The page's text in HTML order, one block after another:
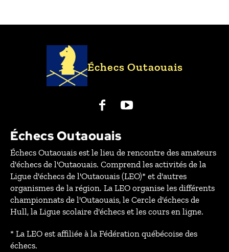
Échecs Outaouais
Échecs Outaouais
Échecs Outaouais est le lieu de rencontre des amateurs
d'échecs de l'Outaouais. Comprend les activités de la
Ligue d'échecs de l'Outaouais (LEO)* et d'autres
organismes de la région. La LEO organise les différents
championnats de l'Outaouais, le Cercle d'échecs de
Hull, la Ligue scolaire d'échecs et les cours en ligne.
* La LEO est affiliée à la Fédération québécoise des
échecs.